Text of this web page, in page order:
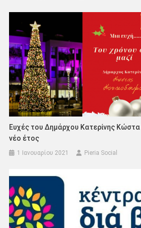
Ευχές του Δημάρχου Κατερίνης
νέο έτος
1 Ιανουαρίου 2021 Pieria Social